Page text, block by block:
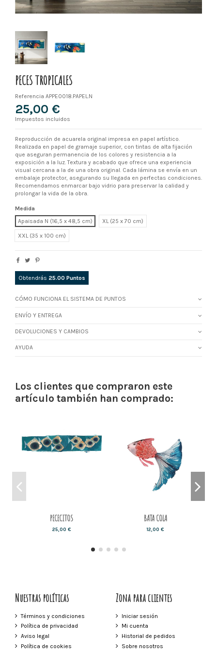
PECES TROPICALES
Referencia APPE0018.PAPEL.N
25,00 €
Impuestos incluidos
Reproducción de acuarela original impresa en papel artístico.
Realizada en papel de gramaje superior, con tintas de alta fijación
que aseguran permanencia de los colores y resistencia a la
exposición a la luz. Textura y acabado que ofrece una experiencia
visual cercana a la de una obra original. Cada lámina se envía en un
embalaje protector, asegurando su llegada en perfectas condiciones.
Recomendamos enmarcar bajo vidrio para preservar la calidad y
prolongar la vida de la obra.
Medida
Apaisada N (16,5 x 48,5 cm)
XL
XXL
Obtendrás 25.00 Puntos
CÓMO FUNCIONA EL SISTEMA DE PUNTOS
ENVÍO Y ENTREGA
DEVOLUCIONES Y CAMBIOS
AYUDA
Los clientes que compraron este
artículo también han comprado:
PECECITOS
25,00 €
BATA COLA
12,00 €
Nuestras políticas
Términos y condiciones
Política de privacidad
Aviso legal
Política de cookies
Zona para clientes
Iniciar sesión
Mi cuenta
Historial de pedidos
Sobre nosotros